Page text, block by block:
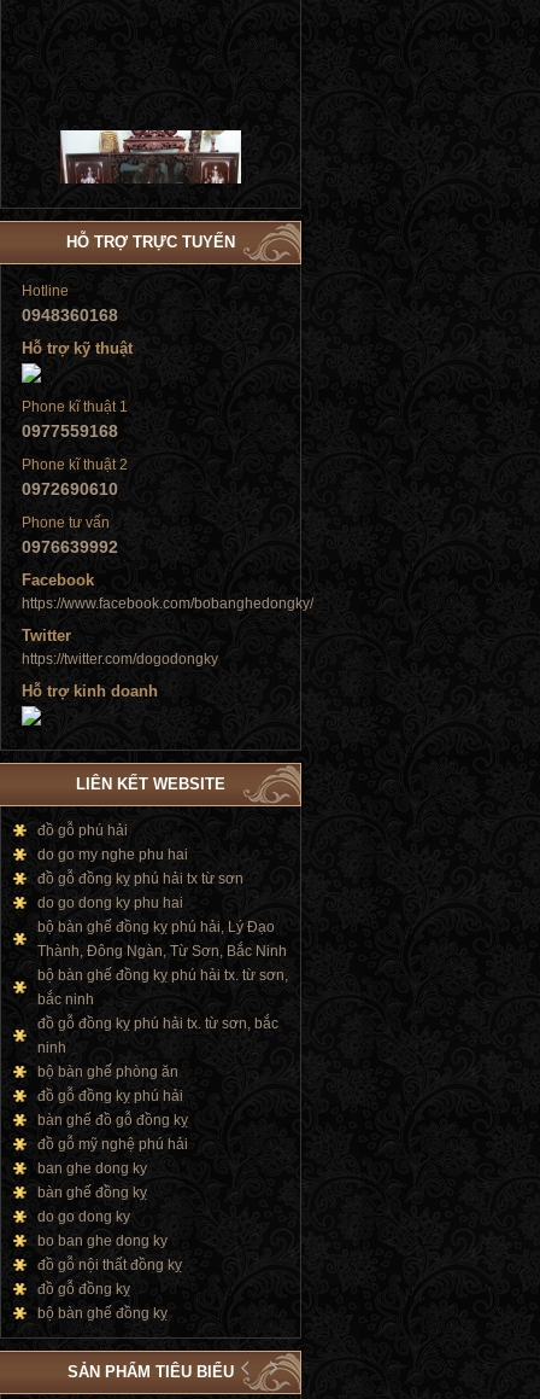
Tủ đứng
Tủ đứng
Tủ đứng
Tủ đứng
HỖ TRỢ TRỰC TUYẾN
Hotline
0948360168
Hỗ trợ kỹ thuật
Phone kĩ thuật 1
0977559168
Phone kĩ thuật 2
0972690610
Phone tư vấn
0976639992
Facebook
https://www.facebook.com/bobanghedongky/
Twitter
https://twitter.com/dogodongky
Hỗ trợ kinh doanh
LIÊN KẾT WEBSITE
đồ gỗ phú hải
do go my nghe phu hai
đồ gỗ đồng kỵ phú hải tx từ sơn
do go dong ky phu hai
bộ bàn ghế đồng kỵ phú hải, Lý Đạo
Thành, Đông Ngàn, Từ Sơn, Bắc Ninh
bộ bàn ghế đồng kỵ phú hải tx. từ sơn,
bắc ninh
đồ gỗ đồng kỵ phú hải tx. từ sơn, bắc
ninh
bộ bàn ghế phòng ăn
đồ gỗ đồng kỵ phú hải
bàn ghế đồ gỗ đồng kỵ
đồ gỗ mỹ nghệ phú hải
ban ghe dong ky
bàn ghế đồng kỵ
do go dong ky
bo ban ghe dong ky
đồ gỗ nội thất đồng kỵ
đồ gỗ đồng kỵ
bộ bàn ghế đồng kỵ
SẢN PHẨM TIÊU BIỂU